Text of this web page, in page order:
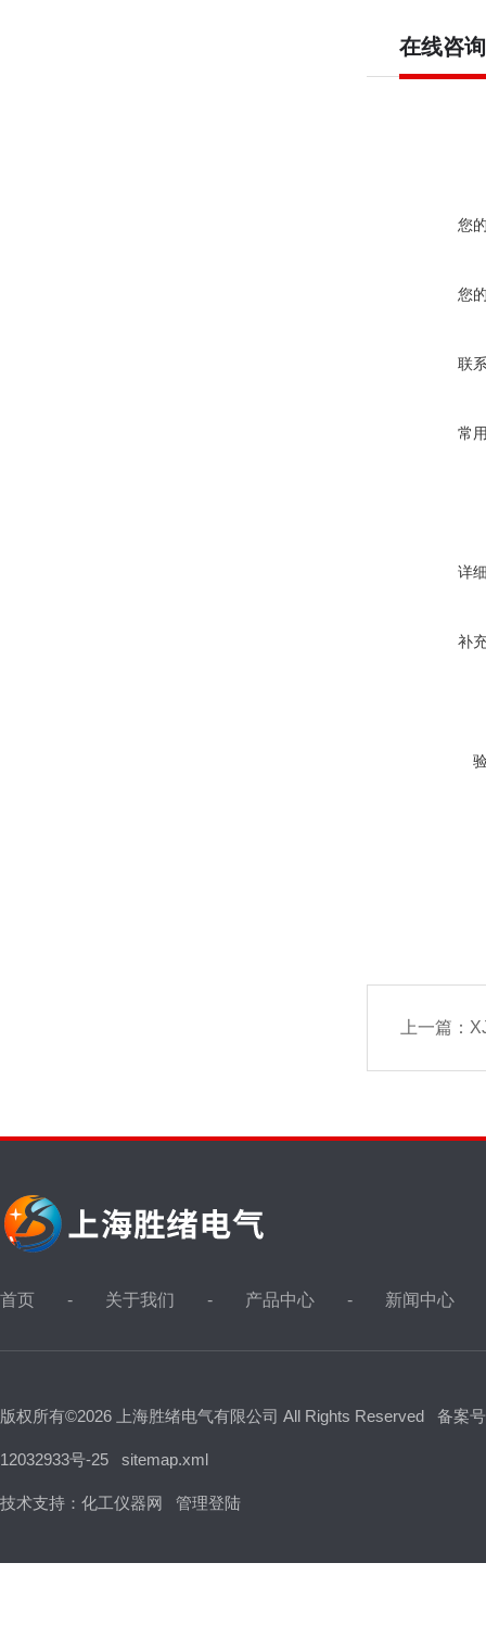
在线咨询
您
您
联
常
详
补
上一篇：
首页 关于我们 产品中心 新闻中心
版权所有©2026 上海胜绪电气有限公司 All Rights Reserved 备案
12032933号-25 sitemap.xml
技术支持： 化工仪器网 管理登陆